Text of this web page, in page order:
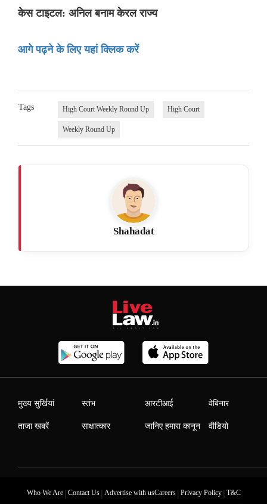
केस टाइटल: अनिल बनाम केरल राज्य
आगे पढ़ने के लिए यहां क्लिक करें
Tags High Court Weekly Round Up High Court
Weekly Round Up
Shahadat
मुख्य सुर्खियां
ताजा खबरें
स्तंभ
साक्षात्कार
आरटीआई
जानिए हमारा कानून
वेबिनार
वीडियो
Who We Are| Contact Us| Advertise with usCareers| Privacy Policy| T&C